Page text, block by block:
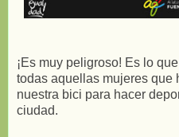
¡Es muy peligroso! Es lo
todas aquellas mujeres que
nuestra bici para hacer
ciudad.